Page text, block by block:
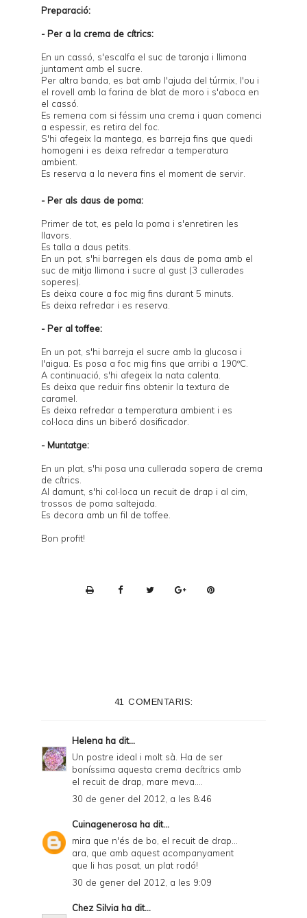
Preparació:
- Per a la crema de cítrics:
En un cassó, s'escalfa el suc de taronja i llimona
juntament amb el sucre.
Per altra banda, es bat amb l'ajuda del túrmix, l'ou i
el rovell amb la farina de blat de moro i s'aboca en
el cassó.
Es remena com si féssim una crema i quan comenci
a espessir, es retira del foc.
S'hi afegeix la mantega, es barreja fins que quedi
homogeni i es deixa refredar a temperatura
ambient.
Es reserva a la nevera fins el moment de servir.
- Per als daus de poma:
Primer de tot, es pela la poma i s'enretiren les
llavors.
Es talla a daus petits.
En un pot, s'hi barregen els daus de poma amb el
suc de mitja llimona i sucre al gust (3 cullerades
soperes).
Es deixa coure a foc mig fins durant 5 minuts.
Es deixa refredar i es reserva.
- Per al toffee:
En un pot, s'hi barreja el sucre amb la glucosa i
l'aigua. Es posa a foc mig fins que arribi a 190ºC.
A continuació, s'hi afegeix la nata calenta.
Es deixa que reduir fins obtenir la textura de
caramel.
Es deixa refredar a temperatura ambient i es
col·loca dins un biberó dosificador.
- Muntatge:
En un plat, s'hi posa una cullerada sopera de crema
de cítrics.
Al damunt, s'hi col·loca un recuit de drap i al cim,
trossos de poma saltejada.
Es decora amb un fil de toffee.
Bon profit!
i
41 COMENTARIS:
Helena ha dit...
Un postre ideal i molt sà. Ha de ser
boníssima aquesta crema decítrics amb
el recuit de drap, mare meva....
30 de gener del 2012, a les 8:46
Cuinagenerosa ha dit...
mira que n'és de bo, el recuit de drap...
ara, que amb aquest acompanyament
que li has posat, un plat rodó!
30 de gener del 2012, a les 9:09
Chez Silvia ha dit...